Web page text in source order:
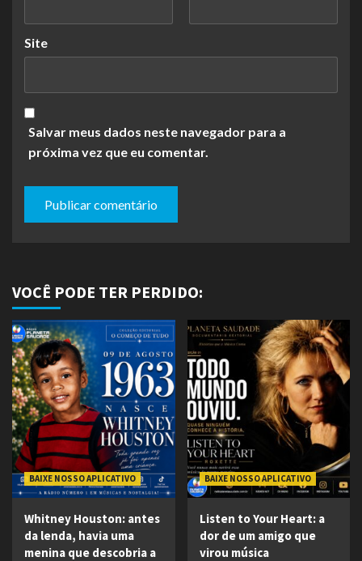
Site
Salvar meus dados neste navegador para a
próxima vez que eu comentar.
VOCÊ PODE TER PERDIDO:
BAIXE NOSSO APLICATIVO
Whitney Houston: antes
da lenda, havia uma
menina que descobria a
BAIXE NOSSO APLICATIVO
Listen to Your Heart: a
dor de um amigo que
virou música